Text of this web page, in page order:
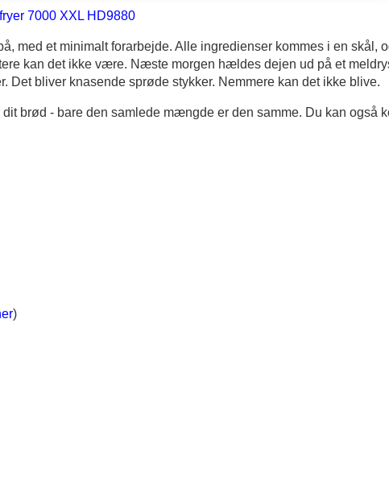
7000 XXL HD9880
med et minimalt forarbejde. Alle ingredienser kommes i en skål,
kan det ikke være. Næste morgen hældes dejen ud på et
Det bliver knasende sprøde stykker. Nemmere kan det ikke blive.
brød - bare den samlede mængde er den samme. Du kan også
)